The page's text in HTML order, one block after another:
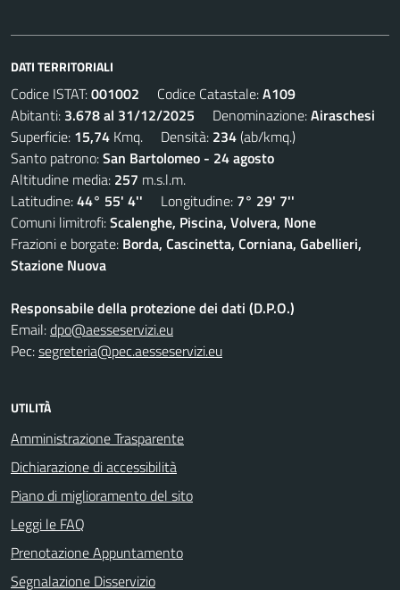
DATI TERRITORIALI
Codice ISTAT:001002 Codice Catastale:A109
Abitanti: 3.678 al 31/12/2025 Denominazione:Airaschesi
Superficie: 15,74 Kmq. Densità: 234(ab/kmq.)
Santo patrono:San Bartolomeo - 24 agosto
Altitudine media: 257 m.s.l.m.
Latitudine:44° 55' 4'' Longitudine: 7° 29' 7''
Comuni limitrofi:Scalenghe, Piscina, Volvera, None
Frazioni e borgate: Borda, Cascinetta, Corniana, Gabellieri,
Stazione Nuova
Responsabile della protezione dei dati (D.P.O.)
Email:dpo@aesseservizi.eu
Pec:segreteria@pec.aesseservizi.eu
UTILITÀ
Amministrazione Trasparente
Dichiarazione di accessibilità
Piano di miglioramento del sito
Leggi le FAQ
Prenotazione Appuntamento
Segnalazione Disservizio